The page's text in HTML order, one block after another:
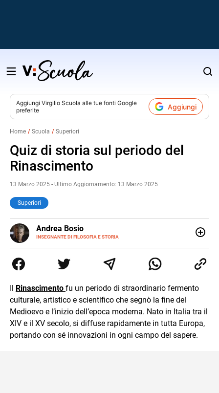
Salta
contenuto
Aggiungi Virgilio Scuola alle tue fonti Google
preferite
Aggiungi
Home Scuola Superiori
Quiz di storia sul periodo del
Rinascimento
13 Marzo 2025 - Ultimo Aggiornamento: 13 Marzo 2025
Superiori
Andrea Bosio
INSEGNANTE DI FILOSOFIA E STORIA
E-
MAIL
occupandosi di storia della comunicazione scientifica e di
storia della Chiesa. È dottorando presso la Facoltà
volume Giovani Minzoni terra incognita.
Il Rinascimento fu un periodo di straordinario fermento
culturale, artistico e scientifico che segnò la fine del
Medioevo e l’inizio dell’epoca moderna. Nato in Italia tra il
XIV e il XV secolo, si diffuse rapidamente in tutta Europa,
portando con sé innovazioni in ogni campo del sapere.